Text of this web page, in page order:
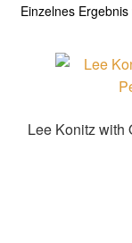
Einzelnes
Lee Konitz with